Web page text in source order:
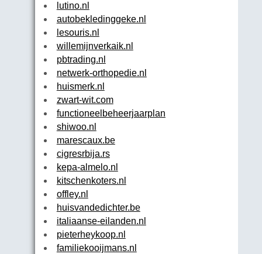
lutino.nl
autobekledinggeke.nl
lesouris.nl
willemijnverkaik.nl
pbtrading.nl
netwerk-orthopedie.nl
huismerk.nl
zwart-wit.com
functioneelbeheerjaarplan.nl
shiwoo.nl
marescaux.be
cigresrbija.rs
kepa-almelo.nl
kitschenkoters.nl
offley.nl
huisvandedichter.be
italiaanse-eilanden.nl
pieterheykoop.nl
familiekooijmans.nl